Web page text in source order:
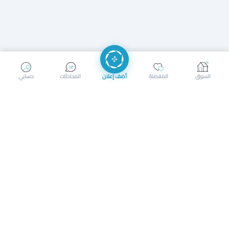
إرسال رسالة إجراء مكالمة
حسابي المحادثات أضف إعلان المفضلة السوق